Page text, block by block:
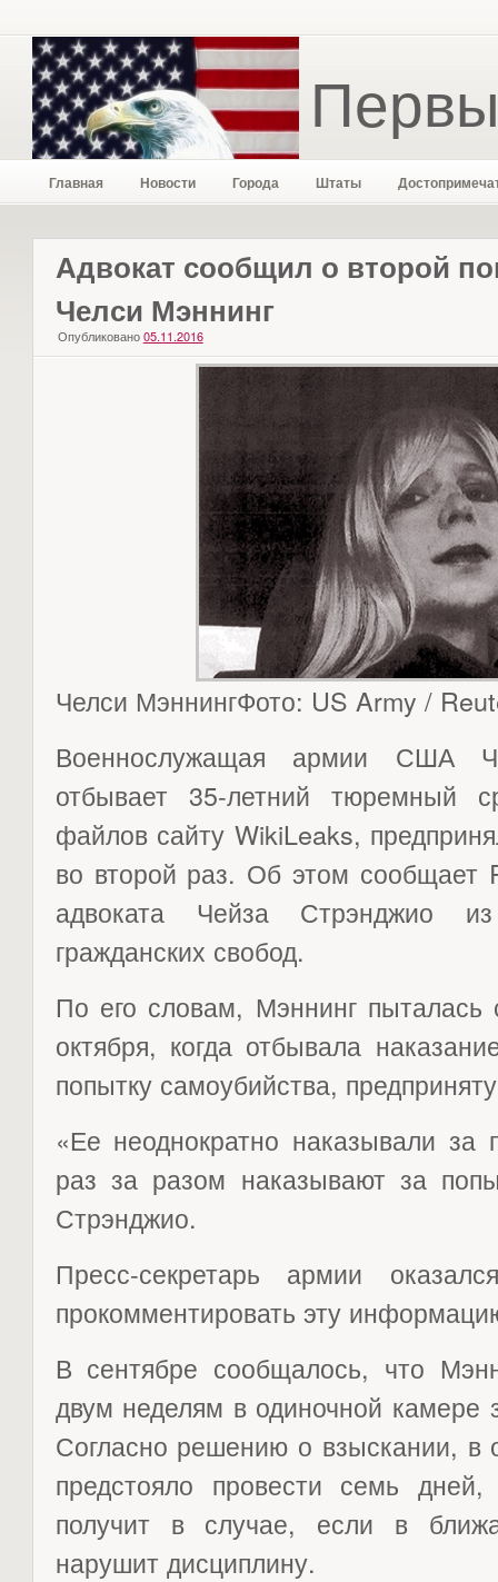
Главная Новости Города Штаты
Адвокат сообщил о второй
Челси Мэннинг
Опубликовано 05.11.2016
Челси МэннингФото: US Army /
Военнослужащая армии США
отбывает 35-летний тюремный
файлов сайту WikiLeaks,
во второй раз. Об этом сообщает
адвоката Чейза Стрэнджио
гражданских свобод.
По его словам, Мэннинг
октября, когда отбывала
попытку самоубийства,
«Ее неоднократно наказывали за
раз за разом наказывают за
Стрэнджио.
Пресс-секретарь армии
прокомментировать эту
В сентябре сообщалось, что
двум неделям в одиночной камере
Согласно решению о взыскании, в
предстояло провести семь
получит в случае, если в
нарушит дисциплину.